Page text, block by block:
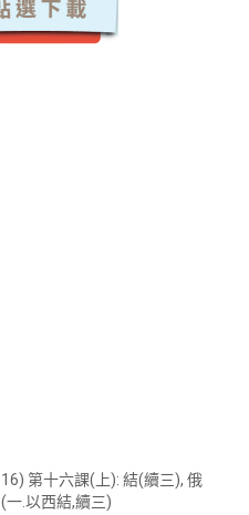
16) 第十六課(上): 結(續三), 俄
(一.以西結,續三)